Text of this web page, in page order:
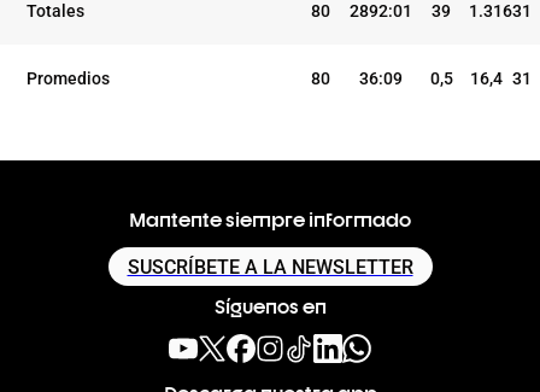
Totales 80 2892:01 39 1.31631
Promedios 80 36:09 0,5 16,4 31
Mantente siempre informado
SUSCRÍBETE A LA NEWSLETTER
Síguenos en